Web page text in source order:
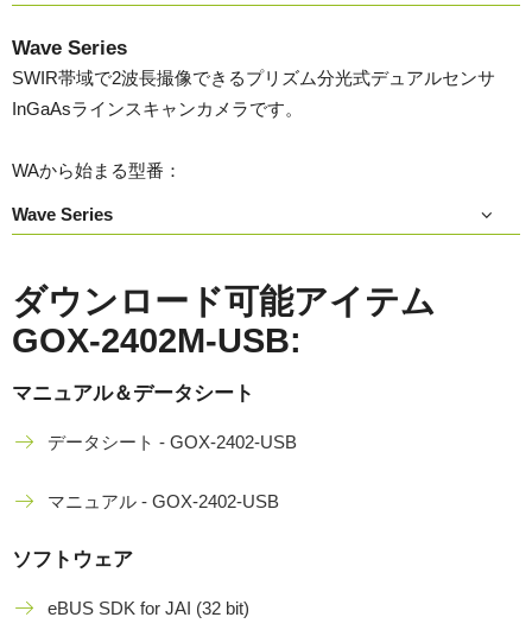
Wave Series
SWIR帯域で2波長撮像できるプリズム分光式デュアルセンサ
InGaAsラインスキャンカメラです。
WAから始まる型番：
Wave Series
ダウンロード可能アイテム
GOX-2402M-USB:
マニュアル＆データシート
データシート - GOX-2402-USB
マニュアル - GOX-2402-USB
ソフトウェア
eBUS SDK for JAI (32 bit)